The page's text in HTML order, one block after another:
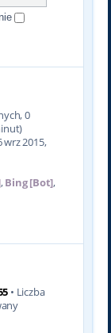
0
wrz 2015,
,Bing [Bot],
• Liczba